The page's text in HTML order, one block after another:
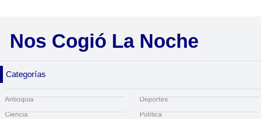
Nos Cogió La Noche
Categorías
Antioquia
Ciencia
Deportes
Política